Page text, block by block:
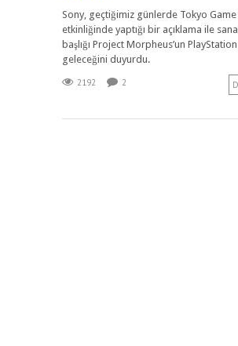
Sony, geçtiğimiz günlerde Tokyo
etkinliğinde yaptığı bir açıklama ile
başlığı Project Morpheus’un
geleceğini duyurdu.
2192 2